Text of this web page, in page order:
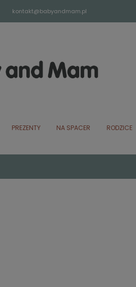
kontakt@babyandmam.pl
PREZENTY NA SPACER RODZICE